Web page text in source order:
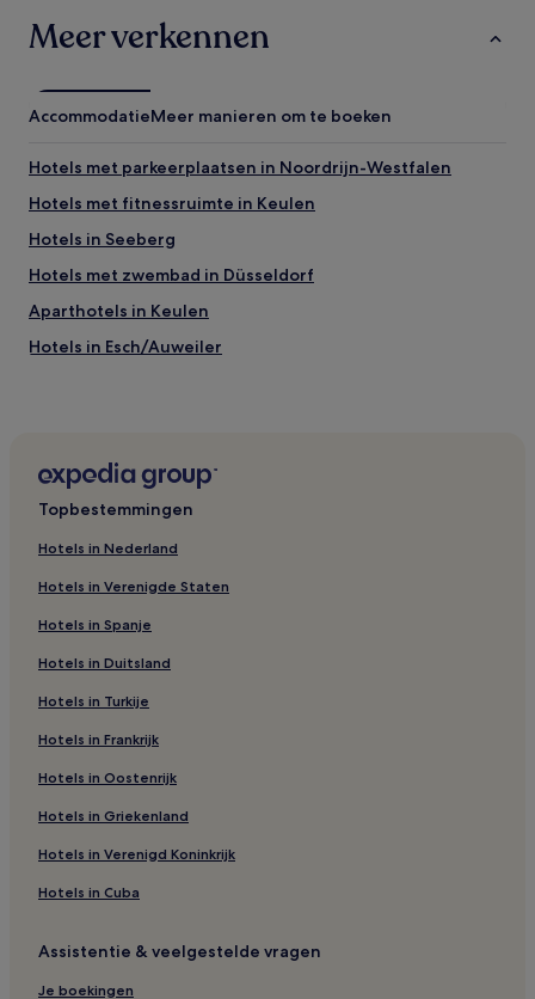
Meer verkennen
AccommodatieMeer manieren om te boeken
Hotels met parkeerplaatsen in Noordrijn-Westfalen
Hotels met fitnessruimte in Keulen
Hotels in Seeberg
Hotels met zwembad in Düsseldorf
Aparthotels in Keulen
Hotels in Esch/Auweiler
Hotels in Lindweiler
Hotels in Heimersdorf
Hotels met een warmwaterbron in Keulen
Spa in Keulen
Hotels met 2 sterren in Keulen
Hotels in Pesch
Familie in Lindenthal
Hotels in de buurt van Sundown Beach
Spa in Düsseldorf
Hotels met parkeerplaatsen in Grevenbroich
Familie in Bergisch Gladbach
Hotels met parkeerplaatsen in Bilk
Hotels met parkeerplaatsen in Bergisch Gladbach
Hotels in Stadscentrum
Topbestemmingen
Hotels in Nederland
Hotels in Verenigde Staten
Hotels in Spanje
Hotels in Duitsland
Hotels in Turkije
Hotels in Frankrijk
Hotels in Oostenrijk
Hotels in Griekenland
Hotels in Verenigd Koninkrijk
Hotels in Cuba
Assistentie & veelgestelde vragen
Je boekingen